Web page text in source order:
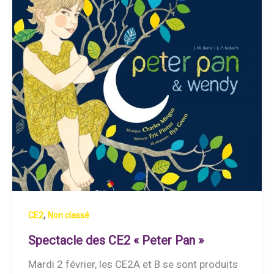
CE2, Non classé
Spectacle des CE2 « Peter Pan »
Mardi 2 février, les CE2A et B se sont produits